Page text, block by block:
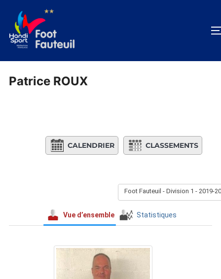
contenu
Patrice ROUX
CALENDRIER CLASSEMENTS
Foot Fauteuil - Division 1 - 2019-
Vue d’ensemble Statistiques